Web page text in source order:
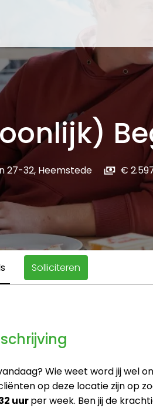
27-32, Heemstede €
Solliciteren
Wie weet word jij wel
op deze locatie zijn op
uurper week. Ben jij de